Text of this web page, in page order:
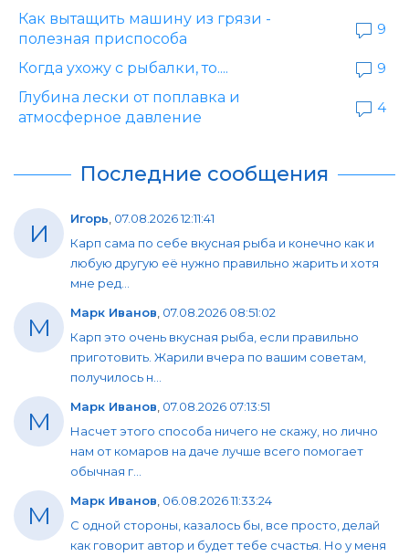
Как вытащить машину из грязи -
полезная приспособа
9
Когда ухожу с рыбалки, то....
9
Глубина лески от поплавка и
атмосферное давление
4
Последние сообщения
И Игорь, 07.08.2026 12:11:41
Карп сама по себе вкусная рыба и конечно как и
любую другую её нужно правильно жарить и хотя
мне ред...
М Марк Иванов, 07.08.2026 08:51:02
Карп это очень вкусная рыба, если правильно
приготовить. Жарили вчера по вашим советам,
получилось н...
М Марк Иванов, 07.08.2026 07:13:51
Насчет этого способа ничего не скажу, но лично
нам от комаров на даче лучше всего помогает
обычная г...
М Марк Иванов, 06.08.2026 11:33:24
С одной стороны, казалось бы, все просто, делай
как говорит автор и будет тебе счастья. Но у меня